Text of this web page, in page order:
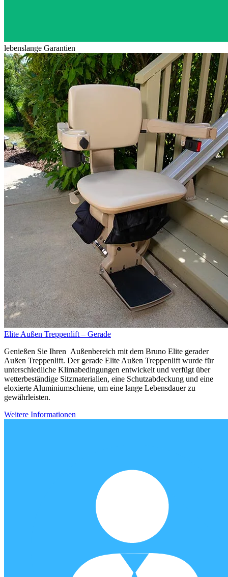
lebenslange Garantien
Elite Außen Treppenlift – Gerade
Genießen Sie Ihren Außenbereich mit dem Bruno Elite gerader
Außen Treppenlift. Der gerade Elite Außen Treppenlift wurde für
unterschiedliche Klimabedingungen entwickelt und verfügt über
wetterbeständige Sitzmaterialien, eine Schutzabdeckung und eine
eloxierte Aluminiumschiene, um eine lange Lebensdauer zu
gewährleisten.
Weitere Informationen